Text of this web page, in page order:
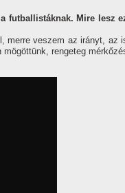
futballistáknak. Mire lesz
merre veszem az irányt, az
rengeteg